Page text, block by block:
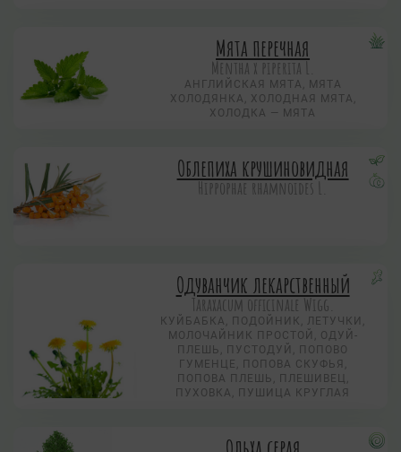
Мята перечная
Mentha х piperita L.
АНГЛИЙСКАЯ МЯТА, МЯТА
ХОЛОДЯНКА, ХОЛОДНАЯ МЯТА,
ХОЛОДКА — МЯТА
Облепиха крушиновидная
Hippophae rhamnoides L.
Одуванчик лекарственный
Taraxacum officinale Wigg.
КУЙБАБКА, ПОДОЙНИК, ЛЕТУЧКИ,
МОЛОЧАЙНИК ПРОСТОЙ, ОДУЙ-
ПЛЕШЬ, ПУСТОДУЙ, ПОПОВО
ГУМЕНЦЕ, ПОПОВА СКУФЬЯ,
ПОПОВА ПЛЕШЬ, ПЛЕШИВЕЦ,
ПУХОВКА, ПУШИЦА КРУГЛАЯ